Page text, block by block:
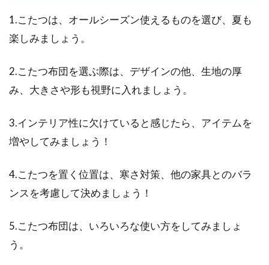
1.こたつは、オールシーズン使えるものを選び、夏も
楽しみましょう。
2.こたつ布団を選ぶ際は、デザインの他、生地の厚
み、大きさや形も視野に入れましょう。
3.インテリア性に欠けていると感じたら、アイテムを
増やしてみましょう！
4.こたつを置く位置は、寒さ対策、他の家具とのバラ
ンスを考慮して決めましょう！
5.こたつ布団は、いろいろな使い方をしてみましょ
う。